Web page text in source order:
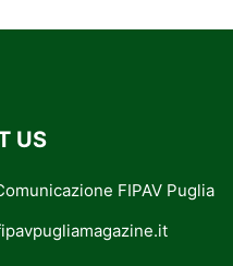
US
FIPAV Puglia